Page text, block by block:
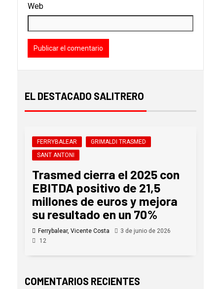
Web
EL DESTACADO SALITRERO
FERRYBALEAR
GRIMALDI TRASMED
SANT ANTONI
Trasmed cierra el 2025 con
EBITDA positivo de 21,5
millones de euros y mejora
su resultado en un 70%
Ferrybalear, Vicente Costa
3 de junio de 2026
12
COMENTARIOS RECIENTES